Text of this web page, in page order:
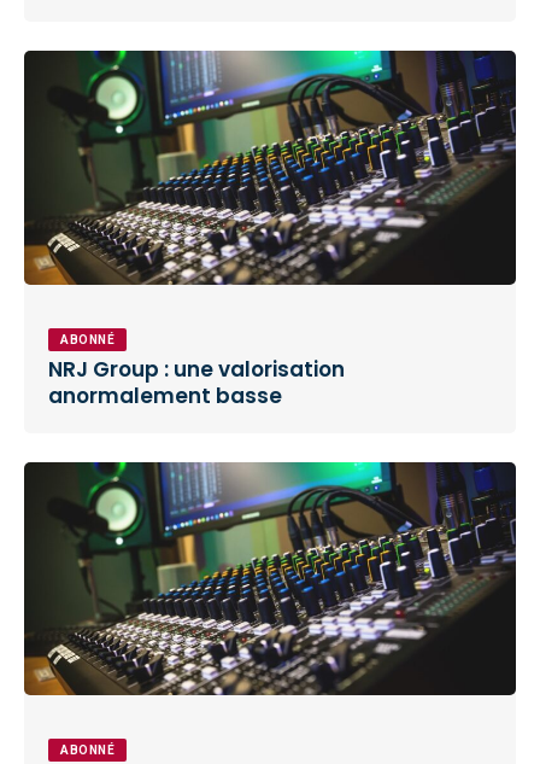
ABONNÉ
NRJ Group : une valorisation
anormalement basse
ABONNÉ